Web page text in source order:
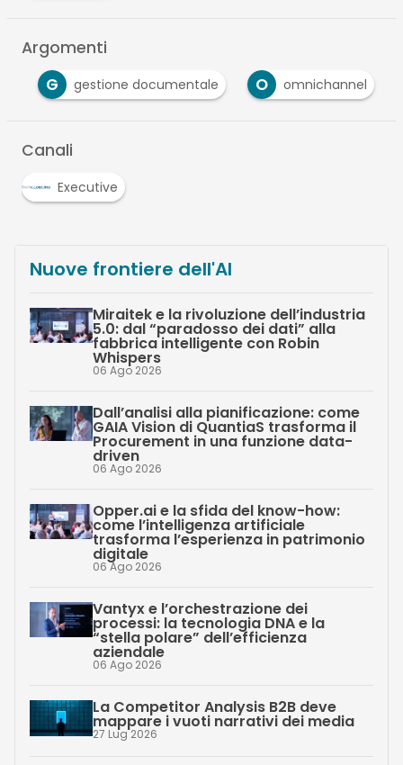
Argomenti
G gestione documentale O omnichannel
Canali
Executive
Nuove frontiere dell'AI
Miraitek e la rivoluzione dell’industria
5.0: dal “paradosso dei dati” alla
fabbrica intelligente con Robin
Whispers
06 Ago 2026
Dall’analisi alla pianificazione: come
GAIA Vision di QuantiaS trasforma il
Procurement in una funzione data-
driven
06 Ago 2026
Opper.ai e la sfida del know-how:
come l’intelligenza artificiale
trasforma l’esperienza in patrimonio
digitale
06 Ago 2026
Vantyx e l’orchestrazione dei
processi: la tecnologia DNA e la
“stella polare” dell’efficienza
aziendale
06 Ago 2026
La Competitor Analysis B2B deve
mappare i vuoti narrativi dei media
27 Lug 2026